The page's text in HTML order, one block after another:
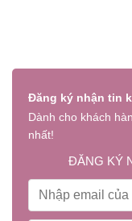
Đăng ký nhận tin
Dành cho khách
nhất!
ĐĂNG KÝ